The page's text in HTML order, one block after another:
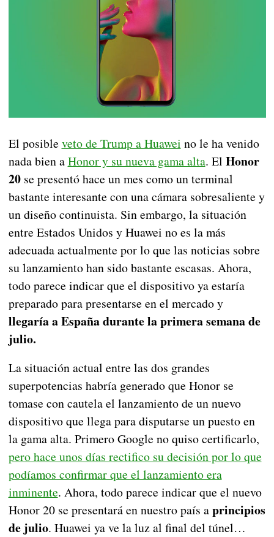
El posible veto de Trump a Huawei no le ha venido
nada bien aHonor y su nueva gama alta. El Honor
20se presentó hace un mes como un terminal
bastante interesante con una cámara sobresaliente y
un diseño continuista. Sin embargo, la situación
entre Estados Unidos y Huawei no es la más
adecuada actualmente por lo que las noticias sobre
su lanzamiento han sido bastante escasas. Ahora,
todo parece indicar que el dispositivo ya estaría
preparado para presentarse en el mercado y
llegaría a España durante la primera semana de
julio.
La situación actual entre las dos grandes
superpotencias habría generado que Honor se
tomase con cautela el lanzamiento de un nuevo
dispositivo que llega para disputarse un puesto en
la gama alta. Primero Google no quiso certificarlo,
pero hace unos días rectifico su decisión por lo que
podíamos confirmar que el lanzamiento era
inminente. Ahora, todo parece indicar que el nuevo
Honor 20 se presentará en nuestro país aprincipios
de julio. Huawei ya ve la luz al final del túnel…